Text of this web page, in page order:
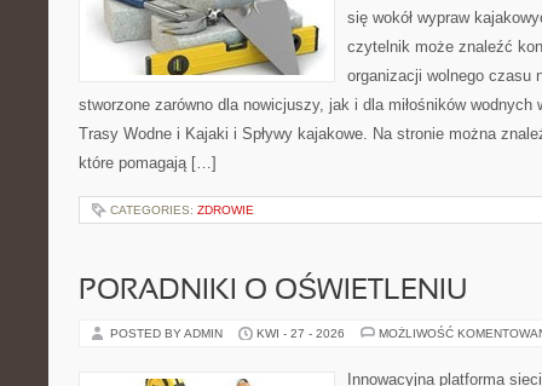
się wokół wypraw
czytelnik może znaleźć
organizacji wolnego czasu
stworzone zarówno dla nowicjuszy, jak i dla miłośników wodnych
Trasy Wodne i Kajaki i Spływy kajakowe. Na stronie można
które pomagają […]
CATEGORIES: ZDROWIE
PORADNIKI O OŚWIETLENIU
POSTED BY ADMIN KWI - 27 - 2026 MOŻLIWOŚĆ
Innowacyjna platforma